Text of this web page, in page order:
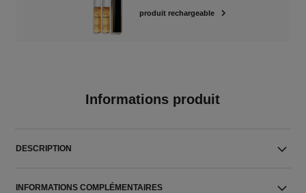
produit rechargeable
Informations produit
DESCRIPTION
INFORMATIONS COMPLÉMENTAIRES